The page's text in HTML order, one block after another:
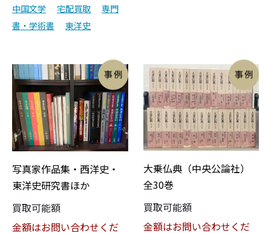
中国文学 宅配買取
専門
書・学術書
東洋史
写真家作品集・西洋史・
東洋史研究書ほか
買取可能額
金額はお問い合わせくだ
大乗仏典（中央公論社）
全30巻
買取可能額
金額はお問い合わせくだ